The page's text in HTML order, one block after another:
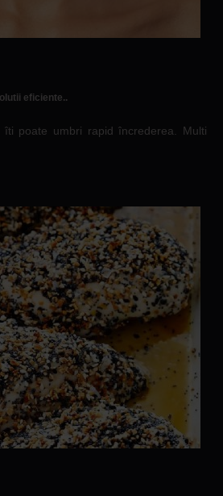
eficiente..
poate umbri rapid încrederea. Multi